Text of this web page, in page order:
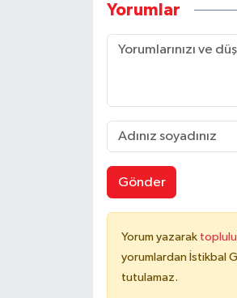
Yorumlar
Gönder
Yorum yazarak
yorumlardan İstikbal
tutulamaz.